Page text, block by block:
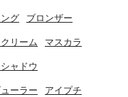
グ ブロンザー
クリーム マスカラ
ャドウ
ーラー アイプチ